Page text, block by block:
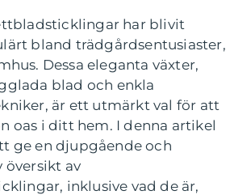
har blivit
bland trädgårdsentusiaster,
Dessa eleganta växter,
blad och enkla
är ett utmärkt val för att
oas i ditt hem. I denna artikel
ge en djupgående och
översikt av
inklusive vad de är,